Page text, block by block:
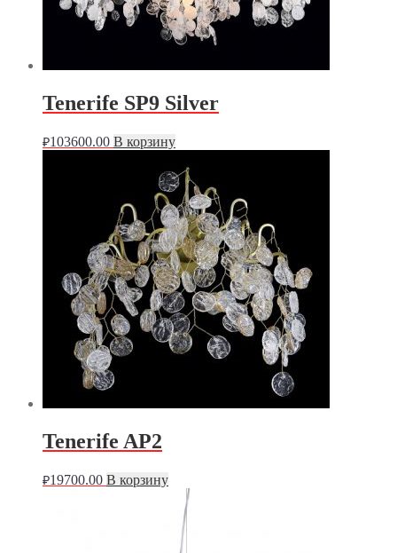
Tenerife SP9 Silver
₽103600.00 В корзину
Tenerife AP2
₽19700.00 В корзину